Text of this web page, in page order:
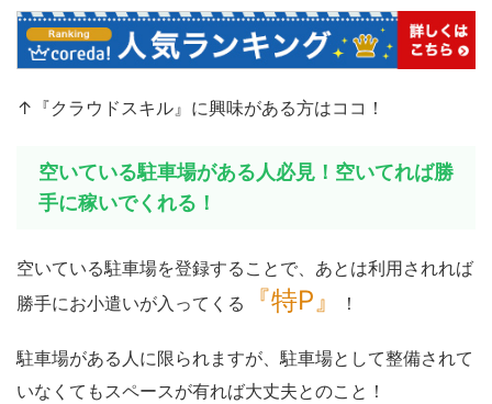
↑『クラウドスキル』に興味がある方はココ！
空いている駐車場がある人必見！空いてれば勝
手に稼いでくれる！
空いている駐車場を登録することで、あとは利用されれば
勝手にお小遣いが入ってくる
『特P』 ！
駐車場がある人に限られますが、駐車場として整備されて
いなくてもスペースが有れば大丈夫とのこと！